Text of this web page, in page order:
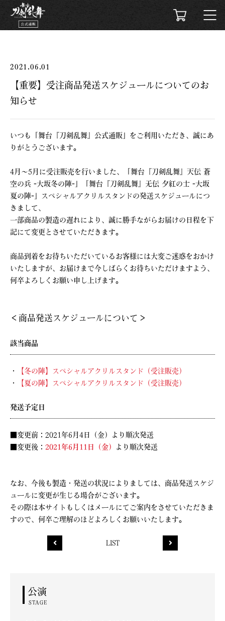
2021.06.01
【重要】受注商品発送スケジュールについてのお
知らせ
いつも「舞台『刀剣乱舞』公式通販」をご利用いただき、誠にあ
りがとうございます。
4月～5月に受注販売を行いました、「舞台『刀剣乱舞』天伝 蒼
空の兵 -大坂冬の陣-」「舞台『刀剣乱舞』无伝 夕紅の士 -大坂
夏の陣-」スペシャルアクリルスタンドの発送スケジュールにつ
きまして、
一部商品の製造の遅れにより、誠に勝手ながらお届けの日程を下
記にて変更とさせていただきます。
商品到着をお待ちいただいているお客様には大変ご迷惑をおかけ
いたしますが、お届けまで今しばらくお待ちいただけますよう、
何卒よろしくお願い申し上げます。
＜商品発送スケジュールについて＞
該当商品
・
【冬の陣】スペシャルアクリルスタンド（受注販売）
・
【夏の陣】スペシャルアクリルスタンド（受注販売）
発送予定日
■変更前：2021年6月4日（金）より順次発送
■変更後： 2021年6月11日（金） より順次発送
なお、今後も製造・発送の状況によりましては、商品発送スケジ
ュールに変更が生じる場合がございます。
その際は本サイトもしくはメールにてご案内をさせていただきま
すので、何卒ご理解のほどよろしくお願いいたします。
LIST
公演
STAGE